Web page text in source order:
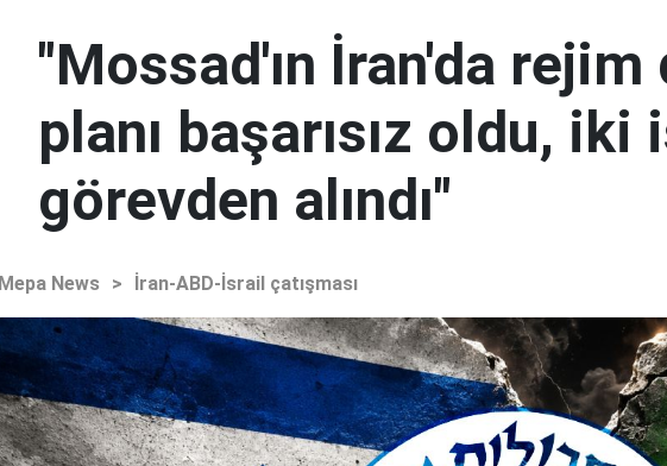
"Mossad'ın İran'da
planı başarısız oldu, iki
görevden alındı"
Mepa News > İran-ABD-İsrail çatışması